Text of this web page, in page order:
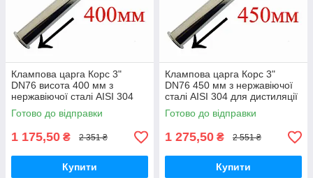
Клампова царга Корс 3"
DN76 висота 400 мм з
нержавіючої сталі AISI 304
для дистиляції та
ректифікації
Готово до відправки
1 175,50 ₴ 2 351 ₴
Купити
Клампова царга Корс 3"
DN76 450 мм з нержавіючої
сталі AISI 304 для дистиляції
та ректифікації
Готово до відправки
1 275,50 ₴ 2 551 ₴
Купити